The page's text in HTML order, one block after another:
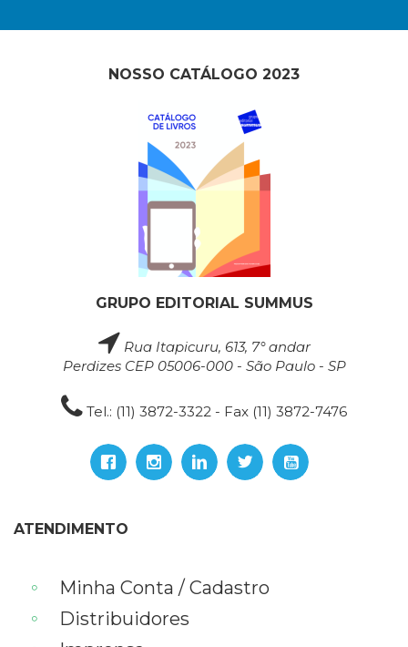
NOSSO CATÁLOGO 2023
GRUPO EDITORIAL SUMMUS
Rua Itapicuru, 613, 7° andar
Perdizes CEP 05006-000 - São Paulo - SP
Tel.: (11) 3872-3322 - Fax (11) 3872-7476
ATENDIMENTO
Minha Conta / Cadastro
Distribuidores